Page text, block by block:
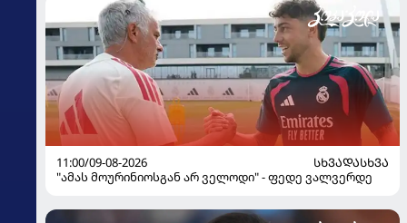
11:00/09-08-2026
ᲡᲮᲕᲐᲓᲐᲡᲮᲕᲐ
"ამას მოურინიოსგან არ ველოდი" - ფედე ვალვერდე